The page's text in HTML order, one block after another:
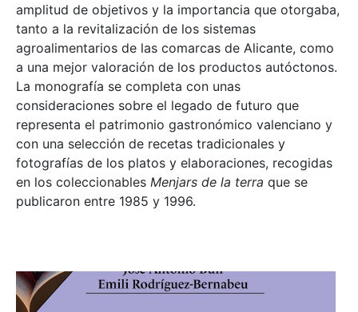
amplitud de objetivos y la importancia que otorgaba,
tanto a la revitalización de los sistemas
agroalimentarios de las comarcas de Alicante, como
a una mejor valoración de los productos autóctonos.
La monografía se completa con unas
consideraciones sobre el legado de futuro que
representa el patrimonio gastronómico valenciano y
con una selección de recetas tradicionales y
fotografías de los platos y elaboraciones, recogidas
en los coleccionables Menjars de la terra que se
publicaron entre 1985 y 1996.